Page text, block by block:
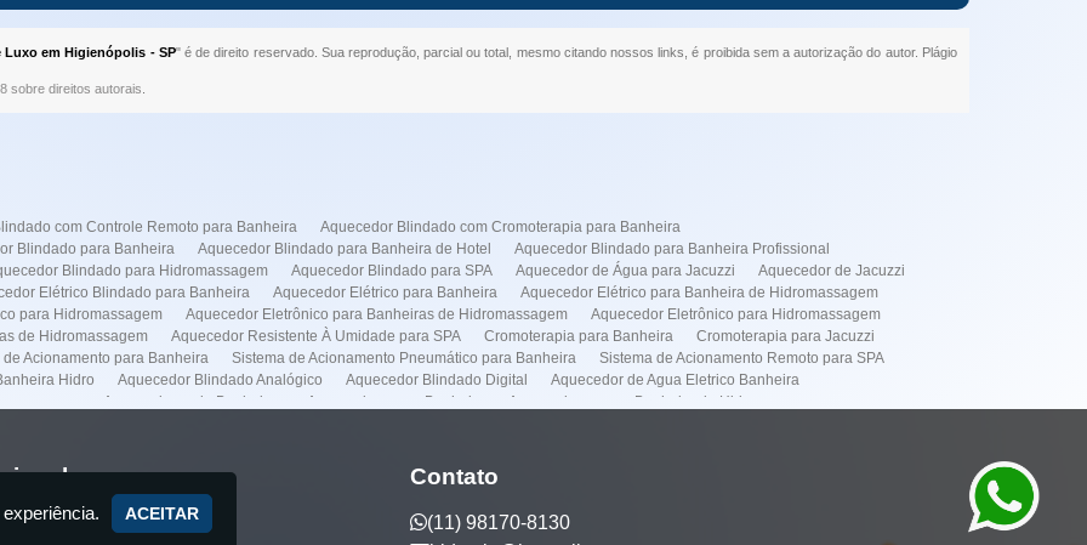
em Higienópolis - SP" é de direito reservado. Sua reprodução, parcial ou total, mesmo citando nossos links, é proibida sem a autorização do autor. Plágio
sobre direitos autorais
com Controle Remoto para Banheira
Aquecedor Blindado com Cromoterapia para Banheira
Blindado para Banheira
Aquecedor Blindado para Banheira de Hotel
Aquecedor Blindado para Banheira Profissional
Blindado para Hidromassagem
Aquecedor Blindado para SPA Aquecedor de Água para Jacuzzi
Aquecedor de Jacuzzi
Elétrico Blindado para Banheira
Aquecedor Elétrico para Banheira
Aquecedor Elétrico para Banheira de Hidromassagem
para Hidromassagem
Aquecedor Eletrônico para Banheiras de Hidromassagem
Aquecedor Eletrônico para Hidromassagem
de Hidromassagem
Aquecedor Resistente À Umidade para SPA Cromoterapia para Banheira
Cromoterapia para Jacuzzi
de Acionamento para Banheira
Sistema de Acionamento Pneumático para Banheira
Sistema de Acionamento Remoto para SPA
Hidro
Aquecedor Blindado Analógico Aquecedor Blindado Digital
Aquecedor de Agua Eletrico Banheira
Aquecedores de Banheiras Aquecedores pra Banheira
Aquecedores para Banheira de Hidromassagem
Banheira Jacuzzi
Instalação de Banheira Simples
Manutenção Banheira Spa
Jacuzzi
Manutenção de Banheira Spa Manutenção de Banheiras de Hidromassagens
Manutenção Predial Venda de Banheira Automação de Spa
Contato
(11) 98170-8130
ACEITAR